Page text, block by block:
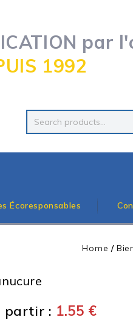
par
1992
Écoresponsables
Home /
partir : 1.55 €